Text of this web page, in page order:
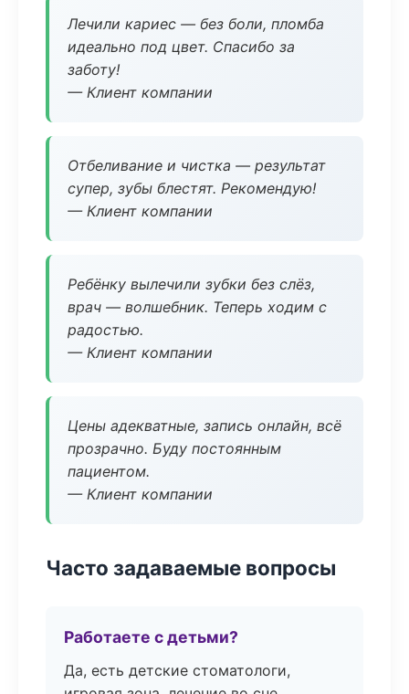
Лечили кариес — без боли, пломба
идеально под цвет. Спасибо за
заботу!
— Клиент компании
Отбеливание и чистка — результат
супер, зубы блестят. Рекомендую!
— Клиент компании
Ребёнку вылечили зубки без слёз,
врач — волшебник. Теперь ходим с
радостью.
— Клиент компании
Цены адекватные, запись онлайн, всё
прозрачно. Буду постоянным
пациентом.
— Клиент компании
Часто задаваемые вопросы
Работаете с детьми?
Да, есть детские стоматологи,